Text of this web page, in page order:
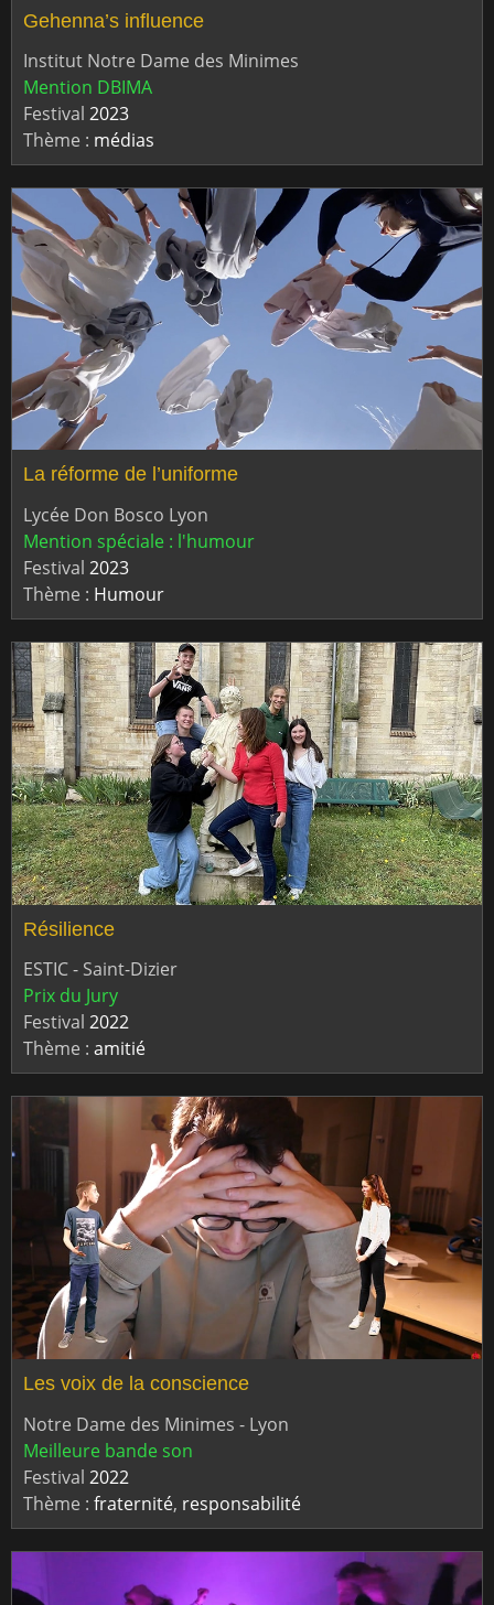
Gehenna’s influence
Institut Notre Dame des Minimes
Mention DBIMA
Festival 2023
Thème : médias
La réforme de l’uniforme
Lycée Don Bosco Lyon
Mention spéciale : l'humour
Festival 2023
Thème : Humour
Résilience
ESTIC - Saint-Dizier
Prix du Jury
Festival 2022
Thème : amitié
Les voix de la conscience
Notre Dame des Minimes - Lyon
Meilleure bande son
Festival 2022
Thème : fraternité, responsabilité